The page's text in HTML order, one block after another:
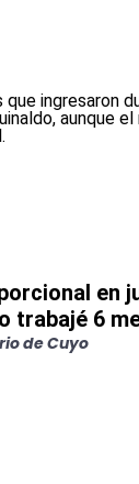
en
trabajé 6
de Cuyo